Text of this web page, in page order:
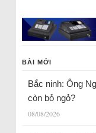
BÀI MỚI
Bắc ninh: Ông
còn bỏ ngỏ?
08/08/2026